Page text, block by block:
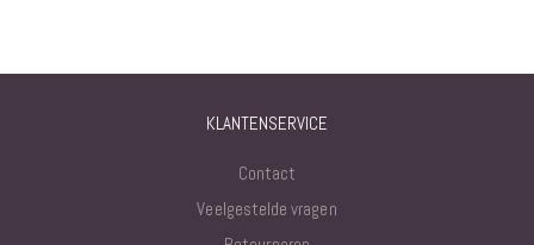
KLANTENSERVICE
Contact
Veelgestelde vragen